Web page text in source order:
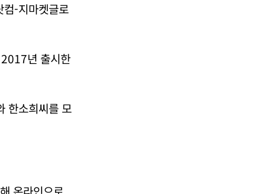
-지마켓글로
2017년 출시한
한소희씨를 모
온라인으로